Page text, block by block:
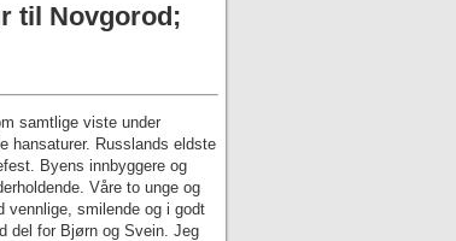
til Novgorod;
samtlige viste under
hansaturer. Russlands eldste
Byens innbyggere og
Våre to unge og
vennlige, smilende og i godt
del for Bjørn og Svein. Jeg